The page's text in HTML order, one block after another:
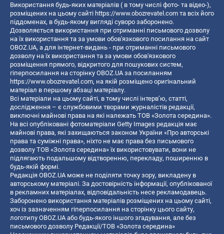
Використання будь-яких матеріалів ( в тому числі фото- та відео-),
розміщених на цьому сайті https://www.obozrevatel.com та всіх його
піддоменах, в будь-якому вигляді суворо заборонено.
Дозволяється використання при отриманні письмового дозволу
на їх використання та за умови обов'язкового посилання на сайт
OBOZ.UA, а для інтернет-видань - при отриманні письмового
дозволу на їх використання та за умови обов'язкового
розміщення прямого, відкритого для пошукових систем,
гіперпосилання на сторінку OBOZ.UA за посиланням
https://www.obozrevatel.com, на якій розміщено оригінальний
матеріал в першому абзаці матеріалу.
Всі матеріали на цьому сайті, в тому числі інтерв’ю, статті,
дослідження – є службовими творами журналістів редакції,
виключні майнові права на які належать ТОВ «Золота середина».
На всі опубліковані фотоматеріали Getty Images редакція має
майнові права, які захищаються законом України «Про авторські
права та суміжні права», ніхто не має права без письмового
дозволу ТОВ «Золота середина» їх використовувати, вони не
підлягають подальшому відтворенню, перекладу, поширенню в
будь-якій формі.
Редакція OBOZ.UA може не поділяти точку зору, викладену в
авторському матеріалі. За достовірність інформації, опублікованої
в рекламних матеріалах, відповідальність несе рекламодавець.
Заборонено використання матеріалів розміщених на цьому сайті,
хоч із зазначенням гіперпосилання на сторінку цього сайту,
логотипу OBOZ.UA або будь-якого іншого згадування, але без
письмового дозволу Редакції/ТОВ «Золота середина»